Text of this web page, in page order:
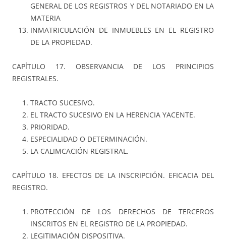
GENERAL DE LOS REGISTROS Y DEL NOTARIADO EN LA
MATERIA
INMATRICULACIÓN DE INMUEBLES EN EL REGISTRO
DE LA PROPIEDAD.
CAPÍTULO 17. OBSERVANCIA DE LOS PRINCIPIOS
REGISTRALES.
TRACTO SUCESIVO.
EL TRACTO SUCESIVO EN LA HERENCIA YACENTE.
PRIORIDAD.
ESPECIALIDAD O DETERMINACIÓN.
LA CALIMCACIÓN REGISTRAL.
CAPÍTULO 18. EFECTOS DE LA INSCRIPCIÓN. EFICACIA DEL
REGISTRO.
PROTECCIÓN DE LOS DERECHOS DE TERCEROS
INSCRITOS EN EL REGISTRO DE LA PROPIEDAD.
LEGITIMACIÓN DISPOSITIVA.